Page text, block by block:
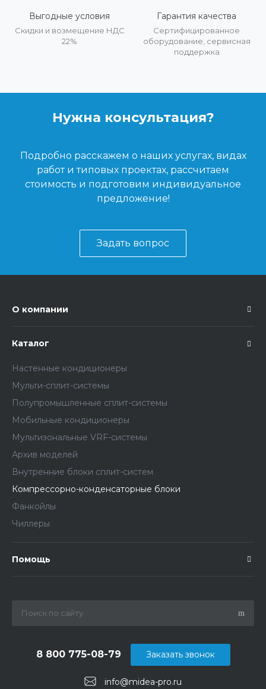
Выгодные условия
Скидки и возмещение НДС
22%
Гарантия качества
Сертифицированное
оборудование, сервисная
поддержка
Нужна консультация?
Подробно расскажем о наших услугах, видах
работ и типовых проектах, рассчитаем
стоимость и подготовим индивидуальное
предложение!
Задать вопрос
О компании
Каталог
Настенные кондиционеры
Мульти-сплит-системы
Полупромышленные сплит-системы
Мобильные кондиционеры
Мультизональные VRF-системы
Архив моделей
Внутренние блоки сплит-систем
Компрессорно-конденсаторные блоки
Фанкойлы
Чиллеры
Помощь
info@midea-pro.ru
8 800 775-08-79 Заказать звонок